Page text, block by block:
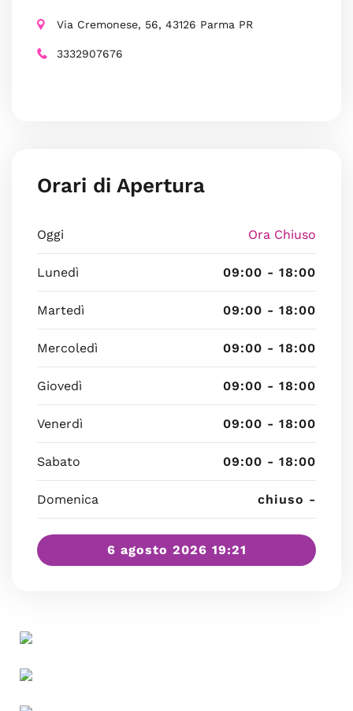
Via Cremonese, 56, 43126 Parma PR
3332907676
Orari di Apertura
Oggi Ora Chiuso
Lunedì 09:00 - 18:00
Martedì 09:00 - 18:00
Mercoledì 09:00 - 18:00
Giovedì 09:00 - 18:00
Venerdì 09:00 - 18:00
Sabato 09:00 - 18:00
Domenica chiuso -
6 agosto 2026 19:21